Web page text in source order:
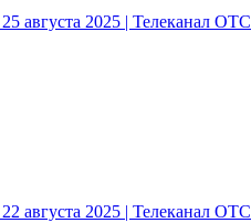
августа 2025 | Телеканал ОТС
августа 2025 | Телеканал ОТС